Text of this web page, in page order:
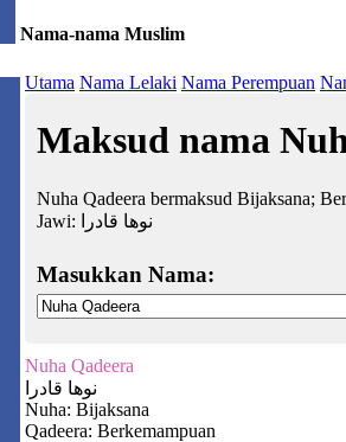
Nama-nama Muslim
Utama Nama Lelaki Nama Perempuan
Maksud nama
Nuha Qadeera bermaksud Bijaksana;
Jawi:
نوها قادرا
Masukkan Nama:
Nuha Qadeera
نوها قادرا
Nuha: Bijaksana
Qadeera: Berkemampuan